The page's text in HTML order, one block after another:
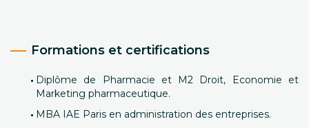
Formations et certifications
Diplôme de Pharmacie et M2 Droit, Economie et
Marketing pharmaceutique.
MBA IAE Paris en administration des entreprises.